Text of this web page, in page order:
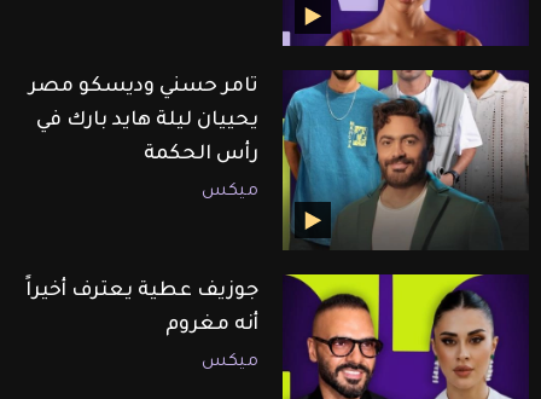
تامر حسني وديسكو مصر
يحييان ليلة هايد بارك في
رأس الحكمة
ميكس
جوزيف عطية يعترف أخيراً
أنه مغروم
ميكس